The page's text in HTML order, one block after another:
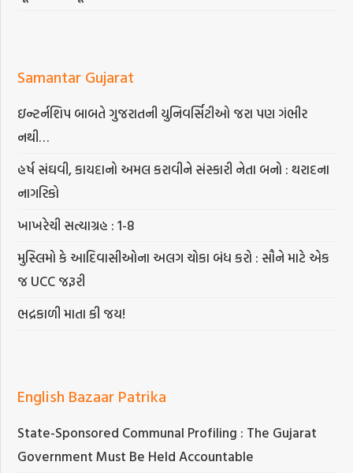
Samantar Gujarat
ઇન્ટર્નશિપ બાબતે ગુજરાતની યુનિવર્સિટીઓ જરા પણ ગંભીર
નથી…
હર્ષ સંઘવી, કાયદાનો અમલ કરાવીને સંસ્કારી નેતા બનો : થરાદના
નાગરિકો
ખાખરેચી સત્યાગ્રહ : 1-8
મુસ્લિમો કે આદિવાસીઓના અલગ ચોકા બંધ કરો : સૌને માટે એક
જ UCC જરૂરી
ભદ્રકાળી માતા કી જય!
English Bazaar Patrika
State-Sponsored Communal Profiling : The Gujarat
Government Must Be Held Accountable